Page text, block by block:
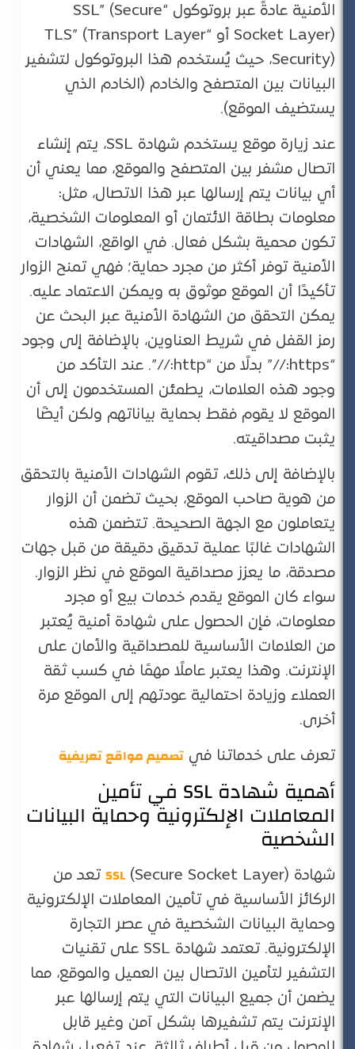
الأمنية عادةً عبر بروتوكول “SSL” (Secure
Socket Layer) أو “TLS” (Transport Layer
Security)، حيث يُستخدم هذا البروتوكول لتشفير
البيانات بين المتصفح والخادم (الخادم الذي
يستضيف الموقع).
عند زيارة موقع يستخدم شهادة SSL، يتم إنشاء
اتصال مشفر بين المتصفح والموقع، مما يعني أن
أي بيانات يتم إرسالها عبر هذا الاتصال، مثل:
معلومات بطاقة الائتمان أو المعلومات الشخصية،
تكون محمية بشكل فعال. في الواقع، الشهادات
الأمنية توفر أكثر من مجرد حماية؛ فهي تمنح الزوار
تأكيدًا أن الموقع موثوق به ويمكن الاعتماد عليه.
يمكن التحقق من الشهادة الأمنية عبر البحث عن
رمز القفل في شريط العناوين، بالإضافة إلى وجود
“https://” بدلًا من “http://”. عند التأكد من
وجود هذه العلامات، يطمئن المستخدمون إلى أن
الموقع لا يقوم فقط بحماية بياناتهم ولكن أيضًا
يثبت مصداقيته.
بالإضافة إلى ذلك، تقوم الشهادات الأمنية بالتحقق
من هوية صاحب الموقع، بحيث تضمن أن الزوار
يتعاملون مع الجهة الصحيحة. تتضمن هذه
الشهادات غالبًا عملية تدقيق دقيقة من قبل جهات
مصدقة، ما يعزز مصداقية الموقع في نظر الزوار.
سواء كان الموقع يقدم خدمات بيع أو مجرد
معلومات، فإن الحصول على شهادة أمنية يُعتبر
من العلامات الأساسية للمصداقية والأمان على
الإنترنت. وهذا يعتبر عاملًا مهمًا في كسب ثقة
العملاء وزيادة احتمالية عودتهم إلى الموقع مرة
أخرى.
تعرف على خدماتنا فيتصميم مواقع تعريفية
أهمية شهادة SSL في تأمين
المعاملات الإلكترونية وحماية البيانات
الشخصية
شهادة SSL(Secure Socket Layer) تعد من
الركائز الأساسية في تأمين المعاملات الإلكترونية
وحماية البيانات الشخصية في عصر التجارة
الإلكترونية. تعتمد شهادة SSL على تقنيات
التشفير لتأمين الاتصال بين العميل والموقع، مما
يضمن أن جميع البيانات التي يتم إرسالها عبر
الإنترنت يتم تشفيرها بشكل آمن وغير قابل